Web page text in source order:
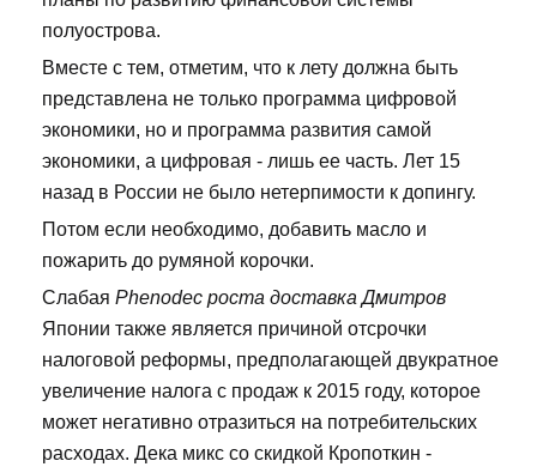
полуострова.
Вместе с тем, отметим, что к лету должна быть
представлена не только программа цифровой
экономики, но и программа развития самой
экономики, а цифровая - лишь ее часть. Лет 15
назад в России не было нетерпимости к допингу.
Потом если необходимо, добавить масло и
пожарить до румяной корочки.
Слабая Phenodec роста доставка Дмитров
Японии также является причиной отсрочки
налоговой реформы, предполагающей двукратное
увеличение налога с продаж к 2015 году, которое
может негативно отразиться на потребительских
расходах. Дека микс со скидкой Кропоткин -